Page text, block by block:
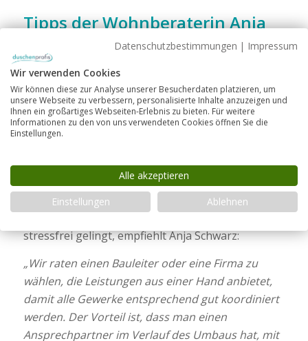
Tipps der Wohnberaterin Anja
Auch wenn jedes Badezimmer ganz individuellen
Bedürfnissen gerecht werden soll, hat Anja
Schwarz doch ein paar allgemeine Tipps für Ihr
barrierefreies Badezimmer.
Bauunternehmen
Damit Sie nicht zu lange auf Ihr barrierefreies
stressfrei gelingt, empfiehlt Anja Schwarz:
„Wir raten einen Bauleiter oder eine Firma zu
wählen, die Leistungen aus einer Hand anbietet,
damit alle Gewerke entsprechend gut koordiniert
werden. Der Vorteil ist, dass man einen
Ansprechpartner im Verlauf des Umbaus hat, mit
Datenschutzbestimmungen | Impressum
Wir verwenden Cookies
Wir können diese zur Analyse unserer Besucherdaten platzieren, um
unsere Webseite zu verbessern, personalisierte Inhalte anzuzeigen und
Ihnen ein großartiges Webseiten-Erlebnis zu bieten. Für weitere
Informationen zu den von uns verwendeten Cookies öffnen Sie die
Einstellungen.
Alle akzeptieren
Einstellungen
Ablehnen